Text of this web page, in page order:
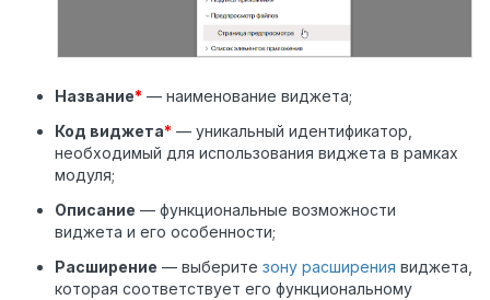
Название* — наименование виджета;
Код виджета* — уникальный идентификатор,
необходимый для использования виджета в рамках
модуля;
Описание — функциональные возможности
виджета и его особенности;
Расширение — выберите зону расширения виджета,
которая соответствует его функциональному